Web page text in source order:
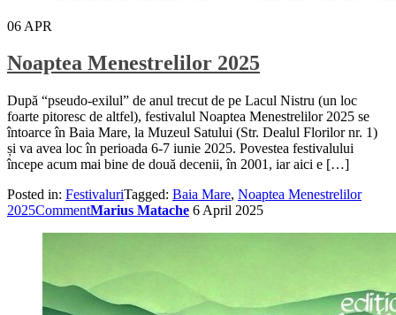
06 APR
Noaptea Menestrelilor 2025
După “pseudo-exilul” de anul trecut de pe Lacul Nistru (un loc
foarte pitoresc de altfel), festivalul Noaptea Menestrelilor 2025 se
întoarce în Baia Mare, la Muzeul Satului (Str. Dealul Florilor nr. 1)
și va avea loc în perioada 6-7 iunie 2025. Povestea festivalului
începe acum mai bine de două decenii, în 2001, iar aici e […]
Posted in: FestivaluriTagged: Baia Mare, Noaptea Menestrelilor
2025CommentMarius Matache 6 April 2025